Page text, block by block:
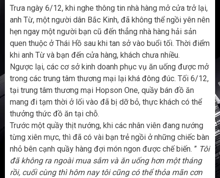
Trưa ngày 6/12, khi nghe thông tin nhà hàng mở cửa trở lại,
anh Từ, một người dân Bắc Kinh, đã không thể ngồi yên nên
hẹn ngay một người bạn cũ đến thẳng nhà hàng hải sản
quen thuộc ở Thái Hồ sau khi tan sở vào buổi tối. Thời điểm
khi anh Từ và bạn đến cửa hàng, khách chưa nhiều.
Ngược lại, các cơ sở kinh doanh phục vụ ăn uống được mở
trong các trung tâm thương mại lại khá đông đúc. Tối 6/12,
tại trung tâm thương mại Hopson One, quầy bán đồ ăn
mang đi tạm thời ở lối vào đã bị dỡ bỏ, thực khách có thể
thưởng thức đồ ăn tại chỗ.
Trước một quầy thịt nướng, khi các nhân viên đang nướng
từng xiên mực, thì đã có vài bạn trẻ ngồi ở những chiếc bàn
nhỏ bên cạnh quầy hàng đợi món ngon được chế biến. ” Tôi
đã không ra ngoài mua sắm và ăn uống hơn một tháng
rồi, cuối cùng thì hôm nay tôi cũng có thể thỏa mãn cơn